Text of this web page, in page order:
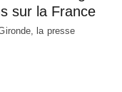
sur la France
la presse